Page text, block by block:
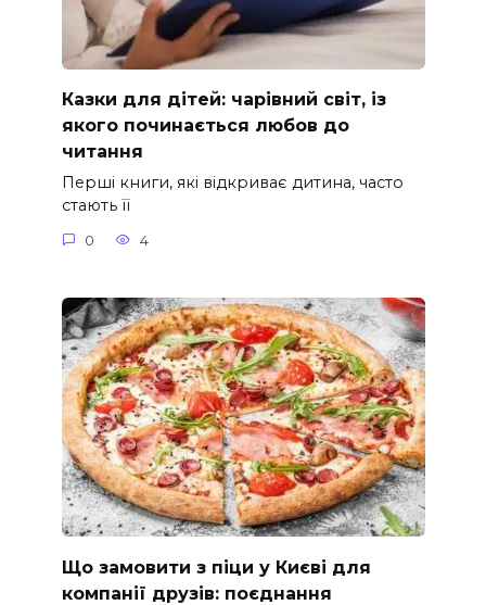
Казки для дітей: чарівний світ, із
якого починається любов до
читання
Перші книги, які відкриває дитина, часто
стають її
0 4
Що замовити з піци у Києві для
компанії друзів: поєднання